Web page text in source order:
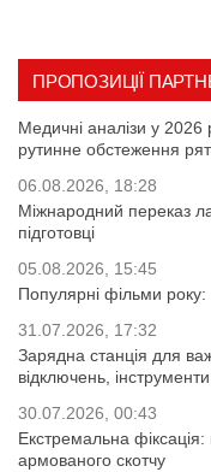
ПРОПОЗИЦІЇ
Медичні аналізи у 2026
рутинне обстеження
06.08.2026, 18:28
Міжнародний переказ
підготовці
05.08.2026, 15:45
Популярні фільми року:
31.07.2026, 17:32
Зарядна станція для
відключень,
30.07.2026, 00:43
Екстремальна
армованого скотчу